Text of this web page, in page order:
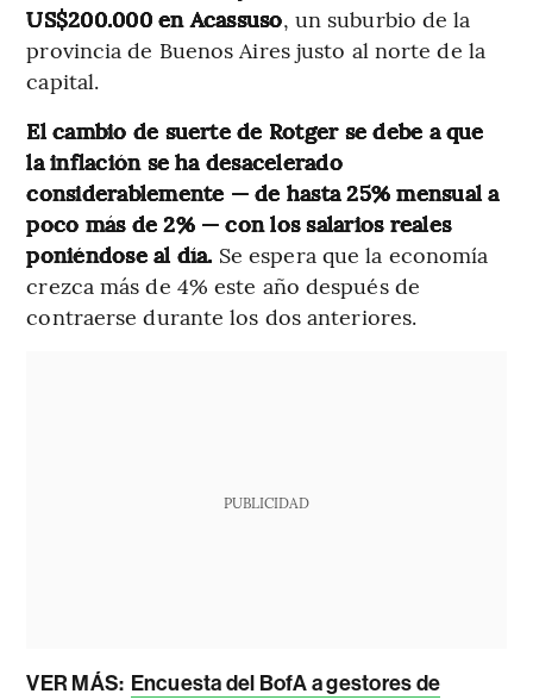
US$200.000 en Acassuso, un suburbio de la
provincia de Buenos Aires justo al norte de la
capital.
El cambio de suerte de Rotger se debe a que
la inflación se ha desacelerado
considerablemente — de hasta 25% mensual a
poco más de 2% — con los salarios reales
poniéndose al día. Se espera que la economía
crezca más de 4% este año después de
contraerse durante los dos anteriores.
PUBLICIDAD
VER MÁS: Encuesta del BofA a gestores de